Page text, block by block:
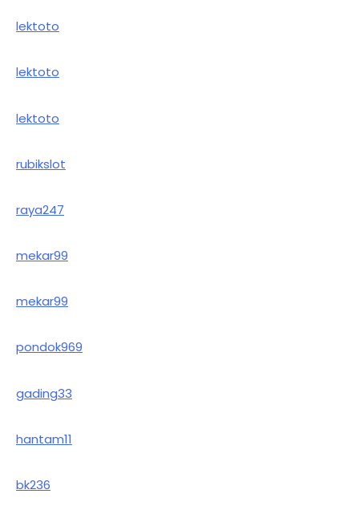
lektoto
lektoto
lektoto
rubikslot
raya247
mekar99
mekar99
pondok969
gading33
hantam11
bk236